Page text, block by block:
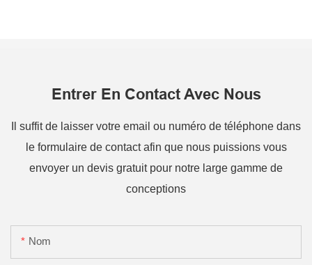
Entrer En Contact Avec Nous
Il suffit de laisser votre email ou numéro de téléphone dans
le formulaire de contact afin que nous puissions vous
envoyer un devis gratuit pour notre large gamme de
conceptions
Nom